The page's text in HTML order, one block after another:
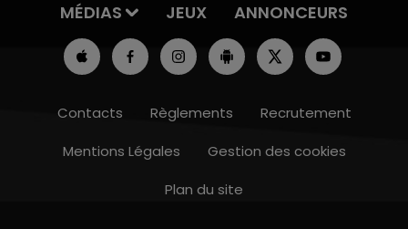
MÉDIAS
JEUX ANNONCEURS
Contacts Règlements
Recrutement
Mentions Légales
Gestion des cookies
Plan du site